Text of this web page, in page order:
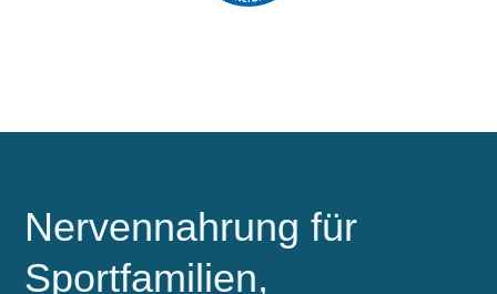
Nervennahrung für
Sportfamilien,